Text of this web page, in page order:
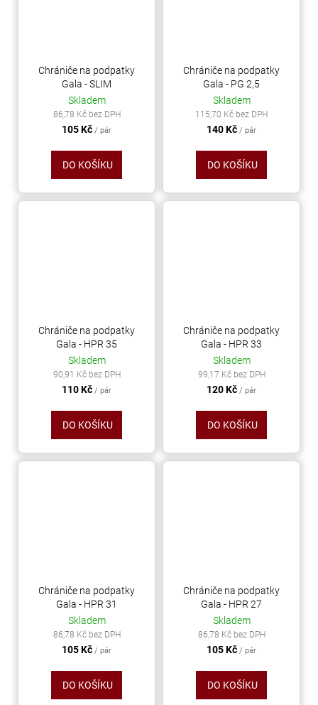
Chrániče na podpatky
Gala - SLIM
Skladem
86,78 Kč bez DPH
105 Kč / pár
DO KOŠÍKU
Chrániče na podpatky
Gala - PG 2,5
Skladem
115,70 Kč bez DPH
140 Kč / pár
DO KOŠÍKU
Chrániče na podpatky
Gala - HPR 35
Skladem
90,91 Kč bez DPH
110 Kč / pár
DO KOŠÍKU
Chrániče na podpatky
Gala - HPR 33
Skladem
99,17 Kč bez DPH
120 Kč / pár
DO KOŠÍKU
Chrániče na podpatky
Gala - HPR 31
Skladem
86,78 Kč bez DPH
105 Kč / pár
DO KOŠÍKU
Chrániče na podpatky
Gala - HPR 27
Skladem
86,78 Kč bez DPH
105 Kč / pár
DO KOŠÍKU